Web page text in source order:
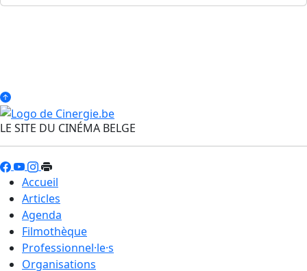
LE SITE DU CINÉMA BELGE
Accueil
Articles
Agenda
Filmothèque
Professionnel·le·s
Organisations